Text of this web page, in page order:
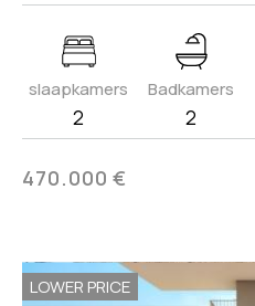
slaapkamers
2
Badkamers
2
470.000 €
LOWER PRICE